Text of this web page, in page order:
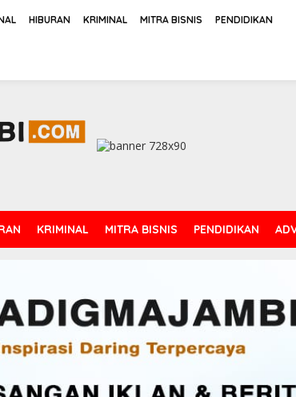
HIBURAN KRIMINAL MITRA BISNIS PENDIDIKAN
KRIMINAL MITRA BISNIS PENDIDIKAN